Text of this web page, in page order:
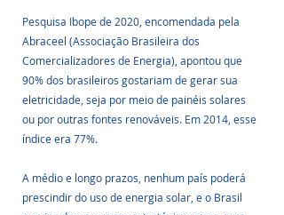
Pesquisa Ibope de 2020, encomendada pela
Abraceel (Associação Brasileira dos
Comercializadores de Energia), apontou que
90% dos brasileiros gostariam de gerar sua
eletricidade, seja por meio de painéis solares
ou por outras fontes renováveis. Em 2014, esse
índice era 77%.
A médio e longo prazos, nenhum país poderá
prescindir do uso de energia solar, e o Brasil